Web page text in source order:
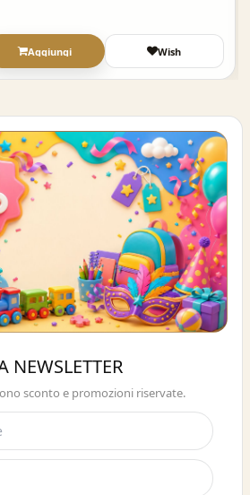
Aggiungi Wish
SUBITO UNO
NEWSLETTER
sconto e promozioni riservate.